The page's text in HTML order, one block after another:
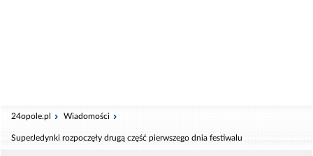
24opole.pl Wiadomości
SuperJedynki rozpoczęły drugą część pierwszego dnia festiwalu